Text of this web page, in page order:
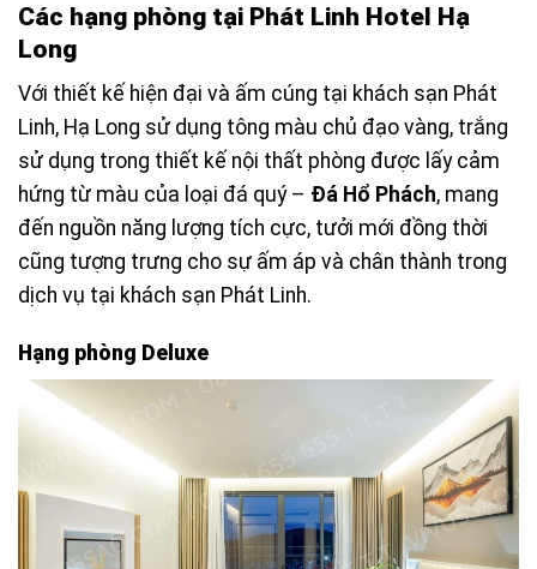
Các hạng phòng tại Phát Linh Hotel Hạ
Long
Với thiết kế hiện đại và ấm cúng tại khách sạn Phát
Linh, Hạ Long sử dụng tông màu chủ đạo vàng, trắng
sử dụng trong thiết kế nội thất phòng được lấy cảm
hứng từ màu của loại đá quý – Đá Hổ Phách, mang
đến nguồn năng lượng tích cực, tưởi mới đồng thời
cũng tượng trưng cho sự ấm áp và chân thành trong
dịch vụ tại khách sạn Phát Linh.
Hạng phòng Deluxe